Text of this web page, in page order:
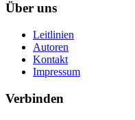
Über uns
Leitlinien
Autoren
Kontakt
Impressum
Verbinden